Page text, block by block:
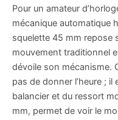
Pour un amateur
mécanique automatique
squelette 45 mm repose
mouvement traditionnel
dévoile son mécanisme.
pas de donner l’heure ;
balancier et du ressort
mm, permet de voir le